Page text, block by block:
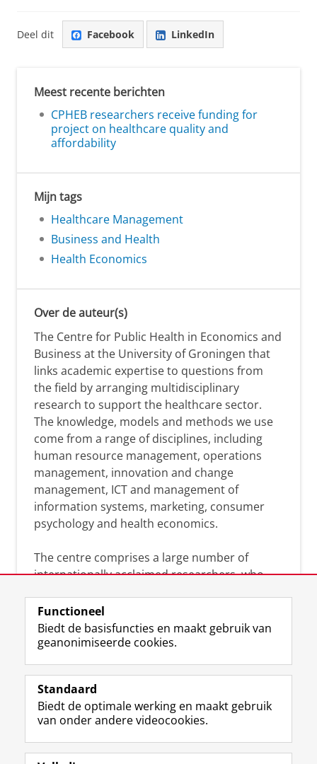
Deel dit Facebook LinkedIn
Meest recente berichten
CPHEB researchers receive funding for
project on healthcare quality and
affordability
Mijn tags
Healthcare Management
Business and Health
Health Economics
Over de auteur(s)
The Centre for Public Health in Economics and
Business at the University of Groningen that
links academic expertise to questions from
the field by arranging multidisciplinary
research to support the healthcare sector.
The knowledge, models and methods we use
come from a range of disciplines, including
human resource management, operations
management, innovation and change
management, ICT and management of
information systems, marketing, consumer
psychology and health economics.
The centre comprises a large number of
internationally acclaimed researchers, who
strategies that will benefit your organisation.
Together we will search for academic
evidence-based answers to your practice-
Functioneel
Biedt de basisfuncties en maakt gebruik van
geanonimiseerde cookies.
Standaard
Biedt de optimale werking en maakt gebruik
van onder andere videocookies.